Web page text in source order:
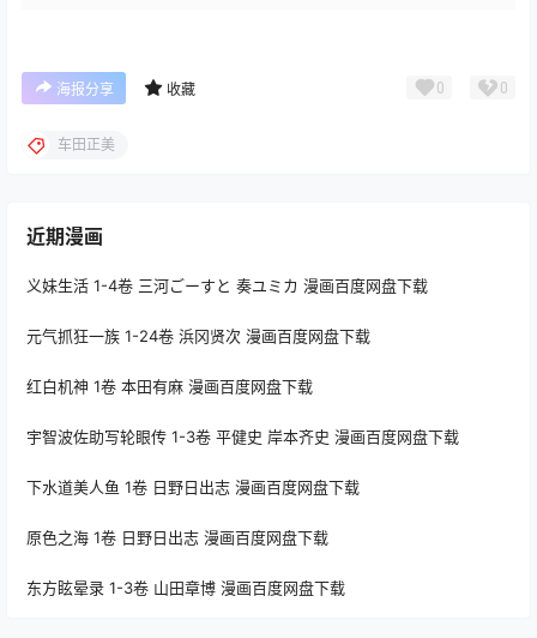
海报分享 收藏 0 0
车田正美
近期漫画
义妹生活 1-4卷 三河ごーすと 奏ユミカ 漫画百度网盘下载
元气抓狂一族 1-24卷 浜冈贤次 漫画百度网盘下载
红白机神 1卷 本田有麻 漫画百度网盘下载
宇智波佐助写轮眼传 1-3卷 平健史 岸本齐史 漫画百度网盘下载
下水道美人鱼 1卷 日野日出志 漫画百度网盘下载
原色之海 1卷 日野日出志 漫画百度网盘下载
东方眩晕录 1-3卷 山田章博 漫画百度网盘下载